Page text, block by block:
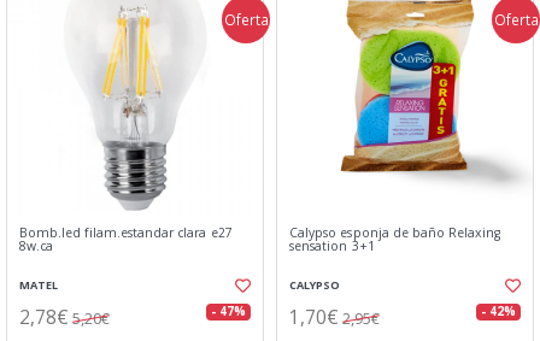
Oferta
Bomb.led filam.estandar clara e27
8w.ca
MATEL
2,78€ 5,20€ - 47%
Oferta
Calypso esponja de baño Relaxing
sensation 3+1
CALYPSO
1,70€ 2,95€ - 42%